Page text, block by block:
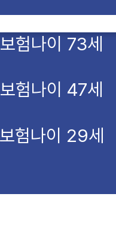
보험나이 47세
보험나이 29세
보험나이 74세